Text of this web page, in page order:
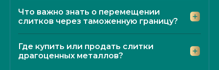
Что важно знать о перемещении
слитков через таможенную границу?
Где купить или продать слитки
драгоценных металлов?